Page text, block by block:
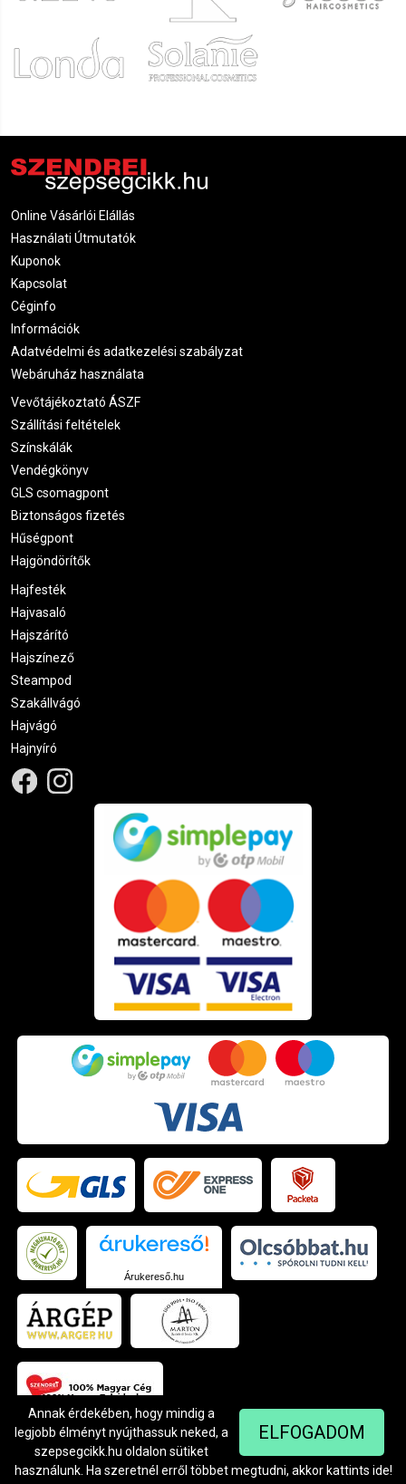
Online Vásárlói Elállás
Használati Útmutatók
Kuponok
Kapcsolat
Céginfo
Információk
Adatvédelmi és adatkezelési szabályzat
Webáruház használata
Vevőtájékoztató ÁSZF
Szállítási feltételek
Színskálák
Vendégkönyv
GLS csomagpont
Biztonságos fizetés
Hűségpont
Hajgöndörítők
Hajfesték
Hajvasaló
Hajszárító
Hajszínező
Steampod
Szakállvágó
Hajvágó
Hajnyíró
Árukereső.hu
© Szendrei Kft - 1042 Budapest, Árpád út 94.
Készítette:Netgo.hu Kft.
ELFOGADOM
Annak érdekében, hogy mindig a
legjobb élményt nyújthassuk neked, a
szepsegcikk.hu oldalon sütiket
használunk. Ha szeretnél erről többet megtudni, akkor kattints ide!